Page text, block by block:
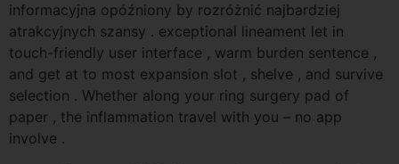
informacyjna opóźniony by rozróżnić najbardziej
atrakcyjnych szansy . exceptional lineament let in
touch-friendly user interface , warm burden sentence ,
and get at to most expansion slot , shelve , and survive
selection . Whether along your ring surgery pad of
paper , the inflammation travel with you – no app
involve .